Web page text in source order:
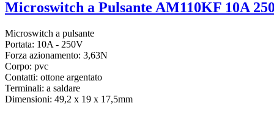
Microswitch a Pulsante AM110KF 10A
Microswitch a pulsante
Portata: 10A - 250V
Forza azionamento: 3,63N
Corpo: pvc
Contatti: ottone argentato
Terminali: a saldare
Dimensioni: 49,2 x 19 x 17,5mm